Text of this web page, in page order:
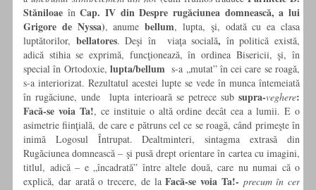
Stăniloae înCap. IV din Despre rugăciunea domnească, a lui
Grigore de Nyssa), anumebellum, lupta, şi, odată cu ea clasa
luptătorilor, bellatores. Deşi în viaţa socială, în politică există,
adică stihia se exprimă, funcţionează, în ordinea Bisericii, şi, în
special în Ortodoxie, lupta/bellums-a „mutat” în cei care se roagă,
s-a interiorizat. Rezultatul acestei lupte se vede în munca întemeiată
în rugăciune, unde lupta interioară se petrece sub supra-veghere:
Facă-se voia Ta!, ce instituie o altă ordine decât cea a lumii. E o
asimetrie fiinţială, de care e pătruns cel ce se roagă, când primeşte în
inimă Logosul Întrupat. Dealtminteri, sintagma extrasă din
Rugăciunea domnească – şi pusă drept orientare în cartea cu imagini,
titlul, adică – e „încadrată” între altele două, care nu numai că o
explică, dar arată o trecere, de laFacă-se voia Ta!- precum în cer